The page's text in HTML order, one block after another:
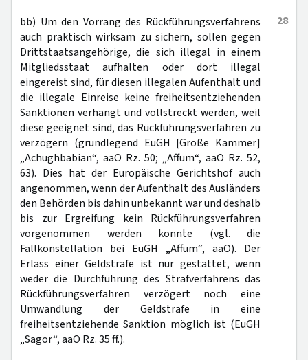
28
bb) Um den Vorrang des Rückführungsverfahrens
auch praktisch wirksam zu sichern, sollen gegen
Drittstaatsangehörige, die sich illegal in einem
Mitgliedsstaat aufhalten oder dort illegal
eingereist sind, für diesen illegalen Aufenthalt und
die illegale Einreise keine freiheitsentziehenden
Sanktionen verhängt und vollstreckt werden, weil
diese geeignet sind, das Rückführungsverfahren zu
verzögern (grundlegend EuGH [Große Kammer]
„Achughbabian“, aaO Rz. 50; „Affum“, aaO Rz. 52,
63). Dies hat der Europäische Gerichtshof auch
angenommen, wenn der Aufenthalt des Ausländers
den Behörden bis dahin unbekannt war und deshalb
bis zur Ergreifung kein Rückführungsverfahren
vorgenommen werden konnte (vgl. die
Fallkonstellation bei EuGH „Affum“, aaO). Der
Erlass einer Geldstrafe ist nur gestattet, wenn
weder die Durchführung des Strafverfahrens das
Rückführungsverfahren verzögert noch eine
Umwandlung der Geldstrafe in eine
freiheitsentziehende Sanktion möglich ist (EuGH
„Sagor“, aaO Rz. 35 ff.).